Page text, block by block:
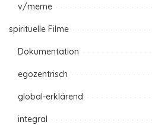
v/meme
spirituelle Filme
Dokumentation
egozentrisch
global-erklärend
integral